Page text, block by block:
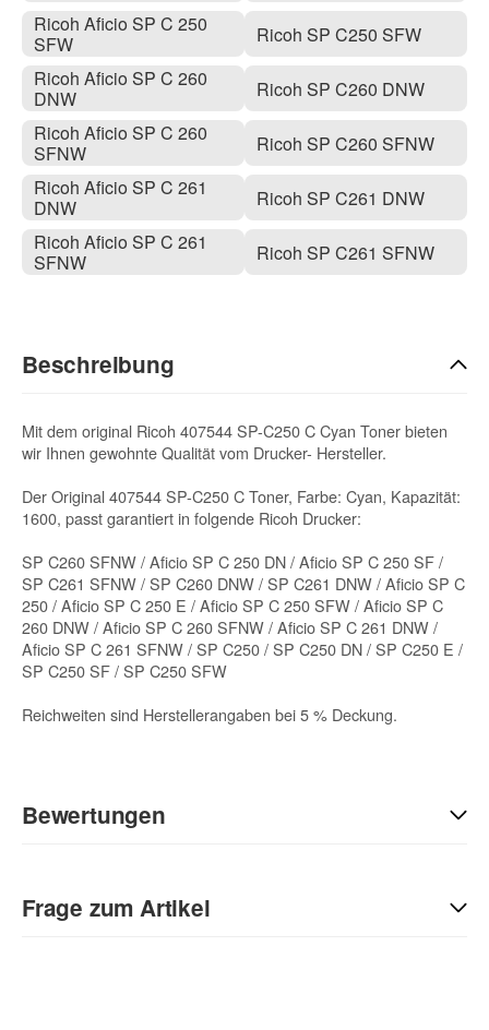
Ricoh Aficio SP C 250
SFW
Ricoh Aficio SP C 260
DNW
Ricoh Aficio SP C 260
SFNW
Ricoh Aficio SP C 261
DNW
Ricoh Aficio SP C 261
SFNW
Ricoh SP C250 SFW
Ricoh SP C260 DNW
Ricoh SP C260 SFNW
Ricoh SP C261 DNW
Ricoh SP C261 SFNW
Beschreibung
Mit dem original Ricoh 407544 SP-C250 C Cyan Toner bieten
wir Ihnen gewohnte Qualität vom Drucker- Hersteller.
Der Original 407544 SP-C250 C Toner, Farbe: Cyan, Kapazität:
1600, passt garantiert in folgende Ricoh Drucker:
SP C260 SFNW / Aficio SP C 250 DN / Aficio SP C 250 SF /
SP C261 SFNW / SP C260 DNW / SP C261 DNW / Aficio SP C
250 / Aficio SP C 250 E / Aficio SP C 250 SFW / Aficio SP C
260 DNW / Aficio SP C 260 SFNW / Aficio SP C 261 DNW /
Aficio SP C 261 SFNW / SP C250 / SP C250 DN / SP C250 E /
SP C250 SF / SP C250 SFW
Reichweiten sind Herstellerangaben bei 5 % Deckung.
Bewertungen
Sie Anderen bei der Kaufentscheidung:
Frage zum Artikel